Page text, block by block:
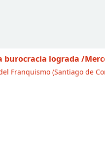
burocracia lograda /
Franquismo(Santiago de